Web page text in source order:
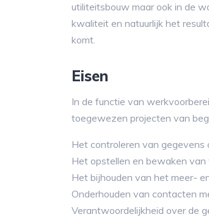
utiliteitsbouw maar ook in de
kwaliteit en natuurlijk het
komt.
Eisen
In de functie van
toegewezen projecten van
Het controleren van gegevens
Het opstellen en bewaken van
Het bijhouden van het meer-
Onderhouden van contacten
Verantwoordelijkheid over de